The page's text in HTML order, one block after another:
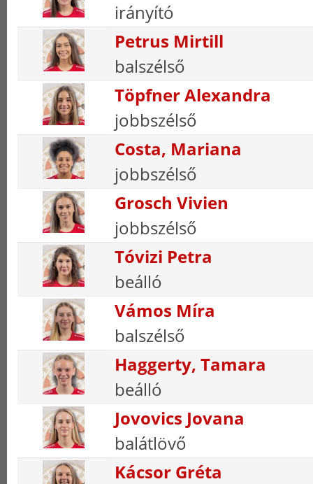
irányító
Petrus Mirtill
balszélső
Töpfner Alexandra
jobbszélső
Costa, Mariana
jobbszélső
Grosch Vivien
jobbszélső
Tóvizi Petra
beálló
Vámos Míra
balszélső
Haggerty, Tamara
beálló
Jovovics Jovana
balátlövő
Kácsor Gréta